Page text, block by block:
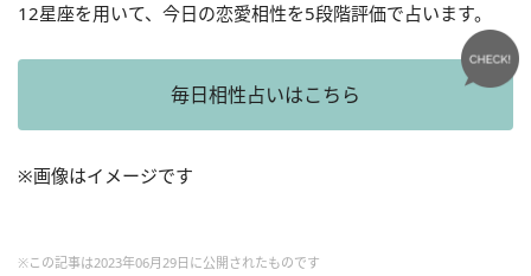
12星座を用いて、今日の恋愛相性を5段階評価で占います。
毎日相性占いはこちら
※画像はイメージです
※この記事は2023年06月29日に公開されたものです